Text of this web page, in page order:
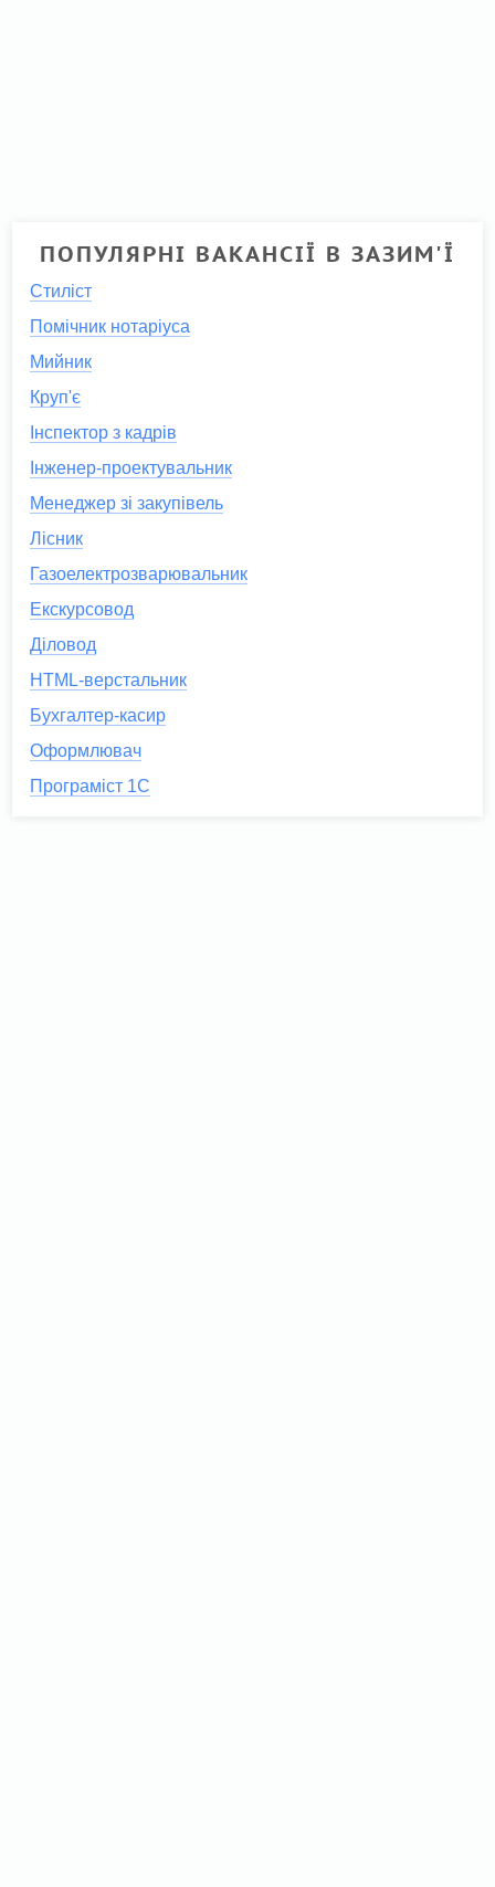
ПОПУЛЯРНІ ВАКАНСІЇ В ЗАЗИМ'Ї
Стиліст
Помічник нотаріуса
Мийник
Круп'є
Інспектор з кадрів
Інженер-проектувальник
Менеджер зі закупівель
Лісник
Газоелектрозварювальник
Екскурсовод
Діловод
HTML-верстальник
Бухгалтер-касир
Оформлювач
Програміст 1С